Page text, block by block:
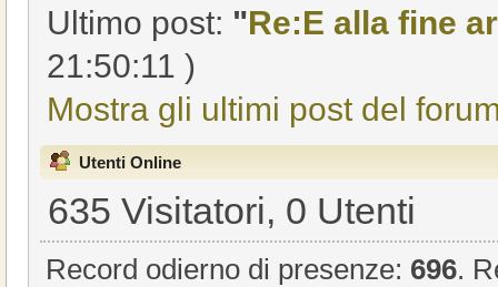
Ultimo post: "Re:E alla fine
21:50:11 )
Mostra gli ultimi post del
Utenti Online
635 Visitatori, 0 Utenti
Record odierno di presenze: 696.